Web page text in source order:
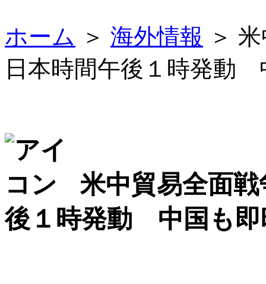
ホーム ＞ 海外情報 ＞
日本時間午後１時発動
米中貿易全面
後１時発動 中国も即